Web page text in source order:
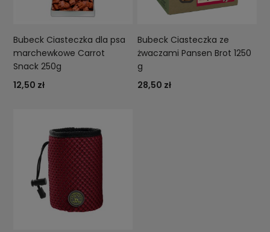
Bubeck Ciasteczka dla psa
marchewkowe Carrot
Snack 250g
12,50 zł
Bubeck Ciasteczka ze
żwaczami Pansen Brot 1250
g
28,50 zł